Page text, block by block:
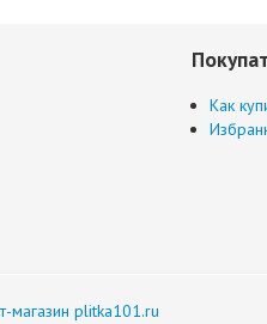
Как
магазин plitka101.ru